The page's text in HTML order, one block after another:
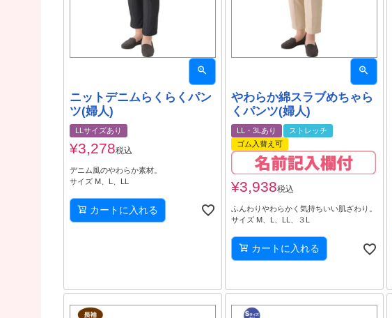
ニットデニムらくらくパン
ツ(婦人)
LLサイズあり
¥3,278税込
デニム風のやわらか素材。
サイズ M、L、LL
カートに入れる
やわらか綿スラブめちゃら
くパンツ(婦人)
LL・3Lあり
ストレッチ
ゴム入替え可
¥3,938税込
ふんわりやわらかく気持ちいい肌ざわり。
サイズ M、L、LL、３L
カートに入れる